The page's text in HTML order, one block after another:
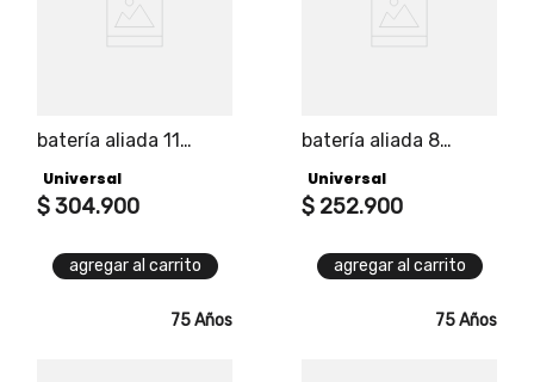
batería aliada 11
Universal
$304.900
agregar al carrito
batería aliada 8
Universal
$ 252.900
agregar al carrito
75 Años 75 Años